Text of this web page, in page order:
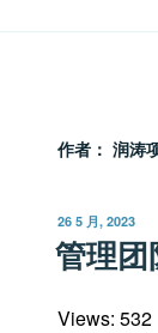
作者： 润涛
发
布
于
26 5 月, 2023
管理团
Views: 532